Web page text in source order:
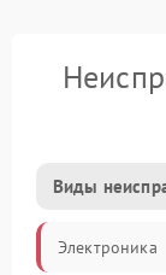
Виды
Электроника